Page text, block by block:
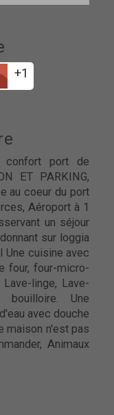
+1
confort port de
ET PARKING,
au coeur du port
Aéroport à 1
un séjour
sur loggia
Une cuisine avec
four, four-micro-
Lave-linge, Lave-
bouilloire. Une
avec douche
maison n'est pas
Animaux